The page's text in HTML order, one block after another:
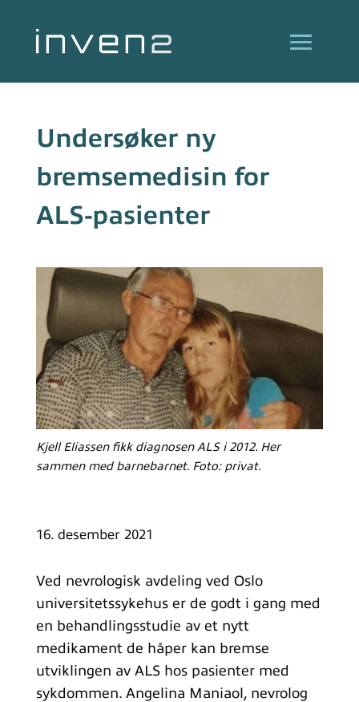
Undersøker ny
bremsemedisin for
ALS-pasienter
Kjell Eliassen fikk diagnosen ALS i 2012. Her
sammen med barnebarnet. Foto: privat.
16. desember 2021
Ved nevrologisk avdeling ved Oslo
universitetssykehus er de godt i gang med
en behandlingsstudie av et nytt
medikament de håper kan bremse
utviklingen av ALS hos pasienter med
sykdommen. Angelina Maniaol, nevrolog